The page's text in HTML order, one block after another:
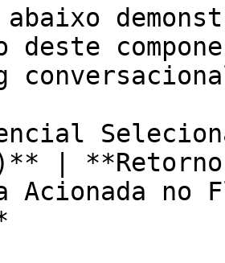
deste
|
Acionada no